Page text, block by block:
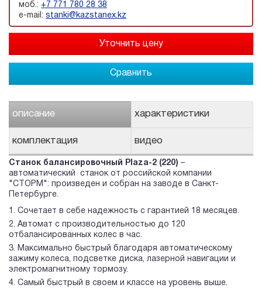
моб.: +7 771 780 28 38
e-mail: stanki@kazstanex.kz
Сравнить
описание характеристики
комплектация видео
Станок балансировочный Plaza-2 (220) –
автоматический станок от российской компании
"СТОРМ": произведен и собран на заводе в Санкт-
Петербурге.
Сочетает в себе надежность с гарантией 18 месяцев.
Автомат с производительностью до 120
отбалансированных колес в час.
Максимально быстрый благодаря автоматическому
зажиму колеса, подсветке диска, лазерной навигации и
электромагнитному тормозу.
Самый быстрый в своем и классе на уровень выше.